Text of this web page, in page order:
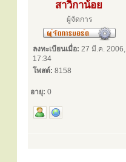
สาวิกาน้อย
ผู้จัดการ
ลงทะเบียนเมื่อ: 27 มี.ค. 2006,
17:34
โพสต์: 8158
อายุ: 0